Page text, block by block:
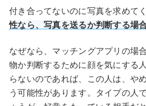
付き合ってないのに写真を求めて
性なら、写真を送るか判断する場
なぜなら、マッチングアプリの場
物か判断するために顔を気にする
らないのであれば、この人は、や
う可能性があります。タイプの人